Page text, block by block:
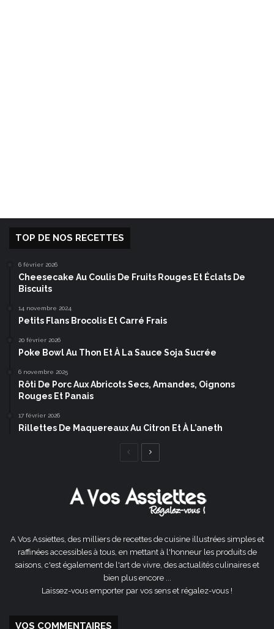
TOP DE NOS RECETTES
6 février 2026
Cheesecake Au Coulis De Fruits Rouges Et Éclats De
Biscuits
14 novembre 2024
Petits Flans Brocolis Et Carré Frais
20 février 2026
Poke Bowl Au Thon Et À La Sauce Soja Sucrée
6 novembre 2025
Rôti De Porc Aux Abricots Secs, Amandes, Oignons
Rouges Et Panais
17 février 2026
Rillettes De Maquereaux Au Citron Et À L’aneth
Page
A Vos Assiettes, des milliers de recettes de cuisine illustrées simples et
raffinées accessibles à tous, en mettant à l'honneur les produits de
saisons, c'est également de l'art de vivre, des actualités culinaires et
bien plus encore ...
Laissez-vous emporter par vos sens et régalez-vous !
VOS COMMENTAIRES